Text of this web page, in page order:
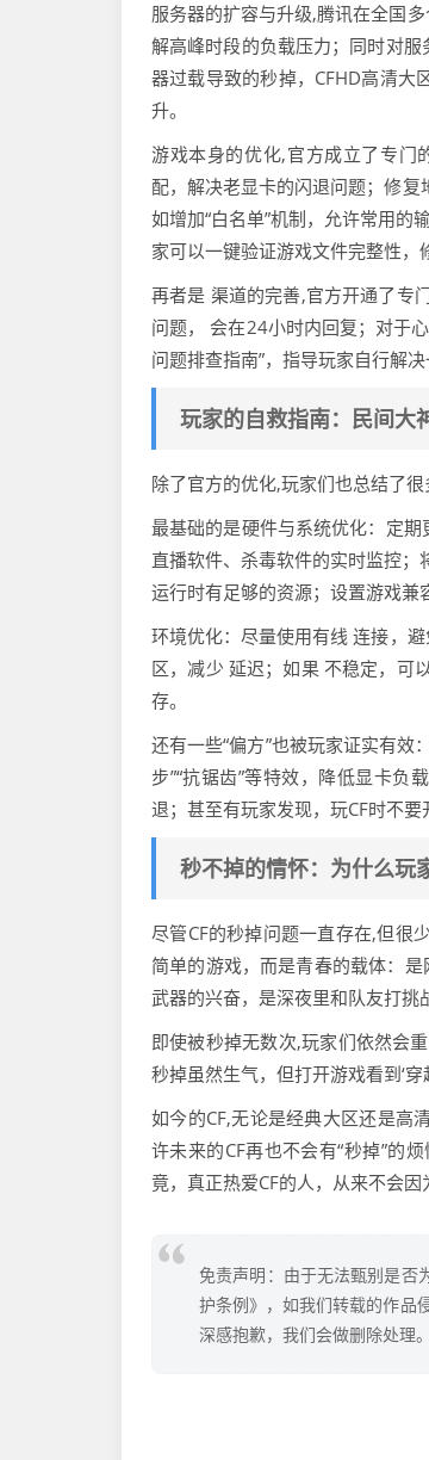
服务器的扩容与升级,腾讯在全国
解高峰时段的负载压力；同时对
器过载导致的秒掉，CFHD高清大
升。
游戏本身的优化,官方成立了专门
配，解决老显卡的闪退问题；修
如增加“白名单”机制，允许常用的
家可以一键验证游戏文件完整性，
再者是 渠道的完善,官方开通了专
问题， 会在24小时内回复；对于
问题排查指南”，指导玩家自行解
玩家的自救指南：民间大
除了官方的优化,玩家们也总结了很
最基础的是硬件与系统优化：定
直播软件、杀毒软件的实时监控
运行时有足够的资源；设置游戏兼
环境优化：尽量使用有线 连接，
区，减少 延迟；如果 不稳定，可
存。
还有一些“偏方”也被玩家证实有效
步”“抗锯齿”等特效，降低显卡负
退；甚至有玩家发现，玩CF时不
秒不掉的情怀：为什么玩
尽管CF的秒掉问题一直存在,但很
简单的游戏，而是青春的载体：
武器的兴奋，是深夜里和队友打挑
即使被秒掉无数次,玩家们依然会
秒掉虽然生气，但打开游戏看到‘
如今的CF,无论是经典大区还是高
许未来的CF再也不会有“秒掉”的
竟，真正热爱CF的人，从来不会
免责声明：由于无法甄别是否
护条例》，如我们转载的作品
深感抱歉，我们会做删除处理。